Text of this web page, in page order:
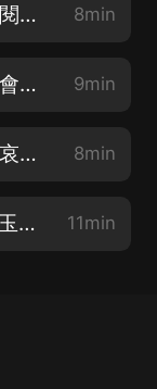
我家娘子，不對勁004寶典【訂閱不迷路哦】 8min
我家娘子，不對勁005公子，你會嗎？ 9min
我家娘子，不對勁006女子的悲哀【評論越多加更越多】 8min
我家娘子，不對勁007二公子洛玉【求月票+滿星好評】 11min